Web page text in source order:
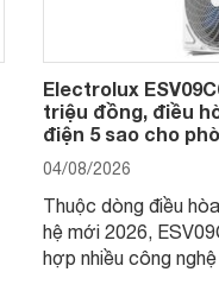
Electrolux
triệu đồng, điều
điện 5 sao cho
04/08/2026
Thuộc dòng điều
hệ mới 2026,
hợp nhiều công